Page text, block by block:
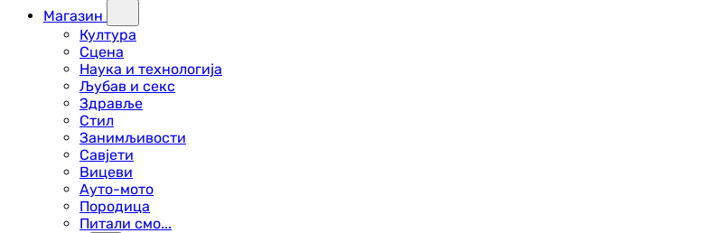
Магазин
Култура
Сцена
Наука и технологија
Љубав и секс
Здравље
Стил
Занимљивости
Савјети
Вицеви
Ауто-мото
Породица
Питали смо...